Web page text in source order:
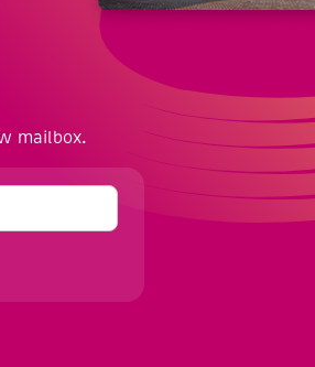
mailbox.